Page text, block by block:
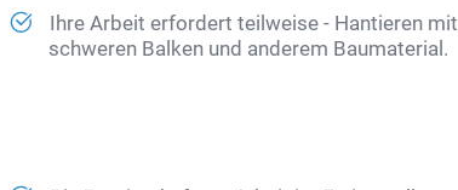
Ihre Arbeit erfordert teilweise - Hantieren mit
schweren Balken und anderem Baumaterial.